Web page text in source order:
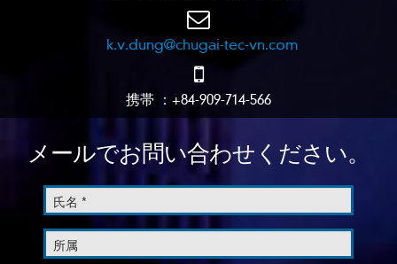
k.v.dung@chugai-tec-vn.com
携帯 ：+84-909-714-566
メールでお問い合わせください。